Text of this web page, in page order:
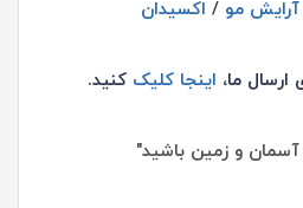
آرایش مو / اکسیدان
ما، اینجا کلیک کنید.
و زمین باشید"